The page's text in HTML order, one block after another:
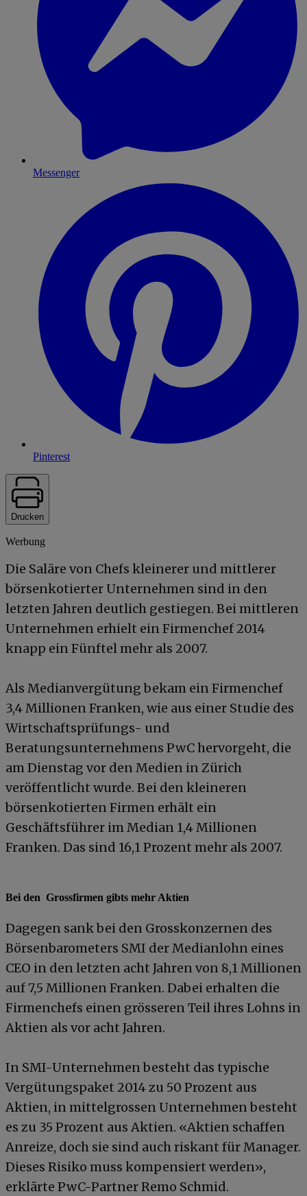
Messenger
Pinterest
Drucken
Werbung
Die Saläre von Chefs kleinerer und mittlerer
börsenkotierter Unternehmen sind in den
letzten Jahren deutlich gestiegen. Bei mittleren
Unternehmen erhielt ein Firmenchef 2014
knapp ein Fünftel mehr als 2007.
Als Medianvergütung bekam ein Firmenchef
3,4 Millionen Franken, wie aus einer Studie des
Wirtschaftsprüfungs- und
Beratungsunternehmens PwC hervorgeht, die
am Dienstag vor den Medien in Zürich
veröffentlicht wurde. Bei den kleineren
börsenkotierten Firmen erhält ein
Geschäftsführer im Median 1,4 Millionen
Franken. Das sind 16,1 Prozent mehr als 2007.
Bei den Grossfirmen gibts mehr Aktien
Dagegen sank bei den Grosskonzernen des
Börsenbarometers SMI der Medianlohn eines
CEO in den letzten acht Jahren von 8,1 Millionen
auf 7,5 Millionen Franken. Dabei erhalten die
Firmenchefs einen grösseren Teil ihres Lohns in
Aktien als vor acht Jahren.
In SMI-Unternehmen besteht das typische
Vergütungspaket 2014 zu 50 Prozent aus
Aktien, in mittelgrossen Unternehmen besteht
es zu 35 Prozent aus Aktien. «Aktien schaffen
Anreize, doch sie sind auch riskant für Manager.
Dieses Risiko muss kompensiert werden»,
erklärte PwC-Partner Remo Schmid.